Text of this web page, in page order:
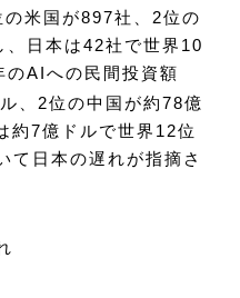
米国が897社、2位の
日本は42社で世界10
のAIへの民間投資額
、2位の中国が約78億
約7億ドルで世界12位
て日本の遅れが指摘さ